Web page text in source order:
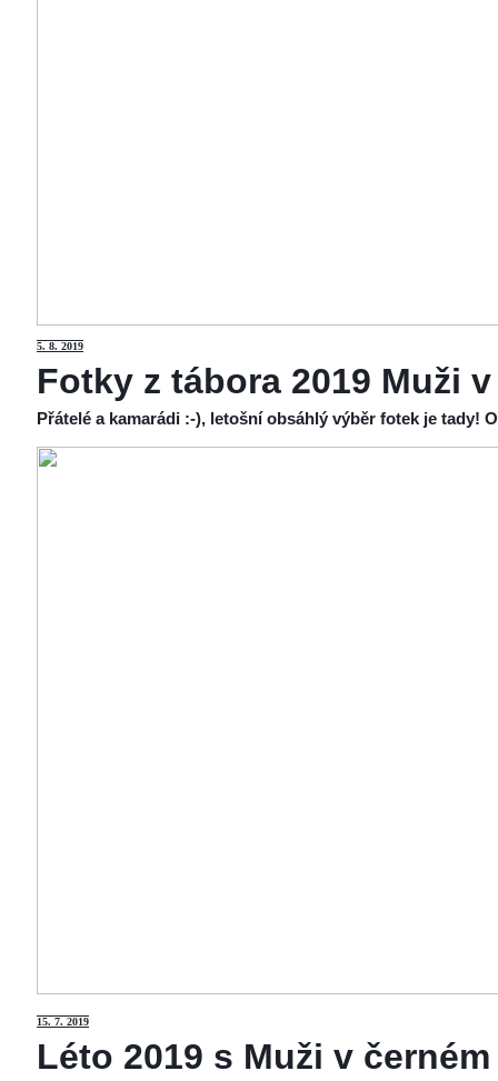
5. 8. 2019
Fotky z tábora 2019 Muži
Přátelé a kamarádi :-), letošní obsáhlý výběr fotek je tady!
15. 7. 2019
Léto 2019 s Muži v